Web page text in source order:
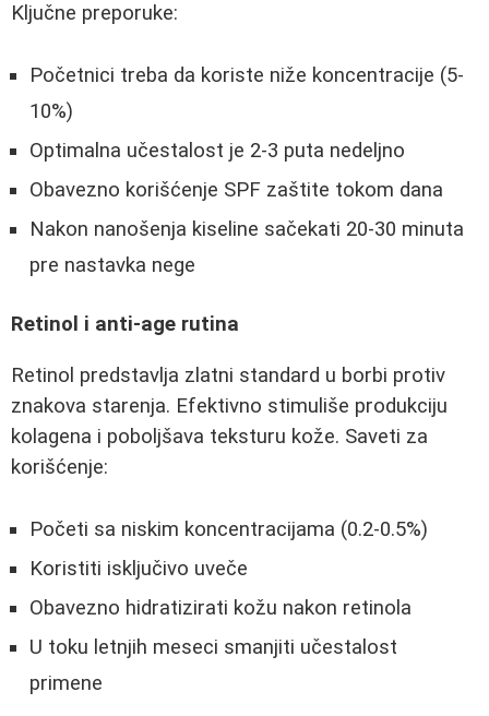
Ključne preporuke:
Početnici treba da koriste niže koncentracije (5-
10%)
Optimalna učestalost je 2-3 puta nedeljno
Obavezno korišćenje SPF zaštite tokom dana
Nakon nanošenja kiseline sačekati 20-30 minuta
pre nastavka nege
Retinol i anti-age rutina
Retinol predstavlja zlatni standard u borbi protiv
znakova starenja. Efektivno stimuliše produkciju
kolagena i poboljšava teksturu kože. Saveti za
korišćenje:
Početi sa niskim koncentracijama (0.2-0.5%)
Koristiti isključivo uveče
Obavezno hidratizirati kožu nakon retinola
U toku letnjih meseci smanjiti učestalost
primene